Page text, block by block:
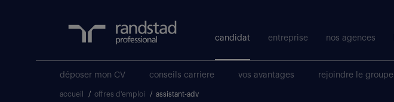
candidat entreprise nos agences
déposer mon CV conseils carriere vos avantages rejoindre le groupe
accueil / offres d'emploi / assistant-adv